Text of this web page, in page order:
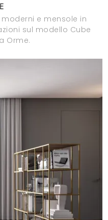
e mensole in
sul modello Cube
Orme.